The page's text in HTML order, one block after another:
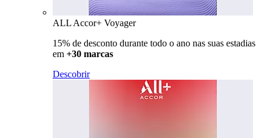
ALL Accor+ Voyager
15% de desconto durante todo o ano nas suas estadias
em +30 marcas
Descobrir